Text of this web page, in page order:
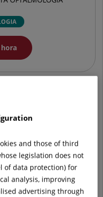
and those of third
legislation does not
of data protection) for
analysis, improving
advertising through